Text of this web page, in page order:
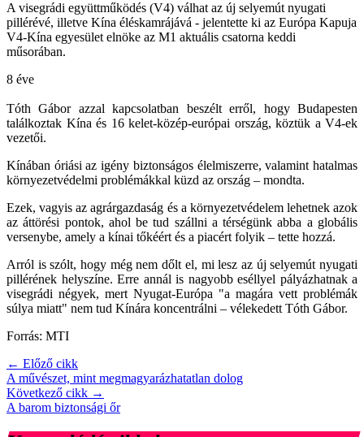
A visegrádi együttműködés (V4) válhat az új selyemút nyugati
pillérévé, illetve Kína éléskamrájává - jelentette ki az Európa Kapuja
V4-Kína egyesület elnöke az M1 aktuális csatorna keddi
műsorában.
8 éve
Tóth Gábor azzal kapcsolatban beszélt erről, hogy Budapesten
találkoztak Kína és 16 kelet-közép-európai ország, köztük a V4-ek
vezetői.
Kínában óriási az igény biztonságos élelmiszerre, valamint hatalmas
környezetvédelmi problémákkal küzd az ország – mondta.
Ezek, vagyis az agrárgazdaság és a környezetvédelem lehetnek azok
az áttörési pontok, ahol be tud szállni a térségünk abba a globális
versenybe, amely a kínai tőkéért és a piacért folyik – tette hozzá.
Arról is szólt, hogy még nem dőlt el, mi lesz az új selyemút nyugati
pillérének helyszíne. Erre annál is nagyobb eséllyel pályázhatnak a
visegrádi négyek, mert Nyugat-Európa "a magára vett problémák
súlya miatt" nem tud Kínára koncentrálni – vélekedett Tóth Gábor.
Forrás: MTI
← Előző cikk
A művészet, mint megmagyarázhatatlan dolog
Következő cikk →
A barom biztonsági őr